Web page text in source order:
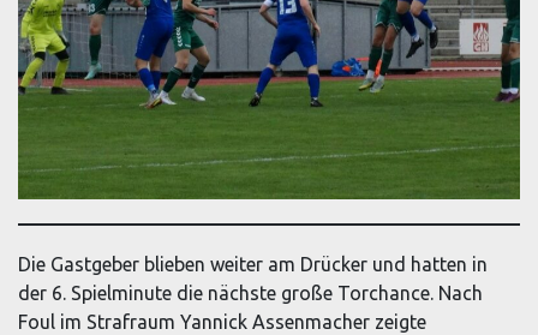
Die Gastgeber blieben weiter am Drücker und hatten in
der 6. Spielminute die nächste große Torchance. Nach
Foul im Strafraum Yannick Assenmacher zeigte